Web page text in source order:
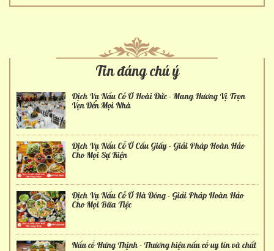
Tin đáng chú ý
Dịch Vụ Nấu Cỗ Ở Hoài Đức - Mang Hương Vị Trọn
Vẹn Đến Mọi Nhà
Dịch Vụ Nấu Cỗ Ở Cầu Giấy - Giải Pháp Hoàn Hảo
Cho Mọi Sự Kiện
Dịch Vụ Nấu Cỗ Ở Hà Đông - Giải Pháp Hoàn Hảo
Cho Mọi Bữa Tiệc
Nấu cỗ Hưng Thịnh - Thương hiệu nấu cỗ uy tín và chất